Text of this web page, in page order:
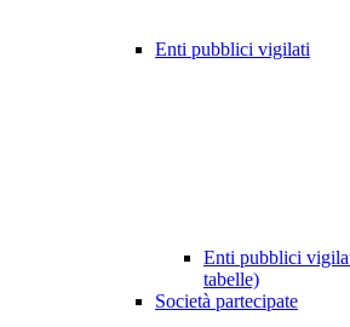
Enti pubblici vigilati
Enti pubblici
tabelle)
Società partecipate